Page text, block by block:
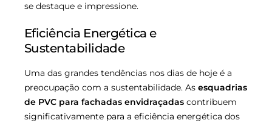
se destaque e impressione.
Eficiência Energética e
Sustentabilidade
Uma das grandes tendências nos dias de hoje é a
preocupação com a sustentabilidade. As esquadrias
de PVC para fachadas envidraçadas contribuem
significativamente para a eficiência energética dos